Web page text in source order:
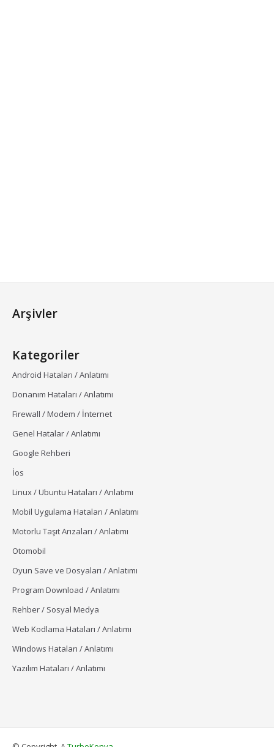
Arşivler
Kategoriler
Android Hataları / Anlatımı
Donanım Hataları / Anlatımı
Firewall / Modem / İnternet
Genel Hatalar / Anlatımı
Google Rehberi
İos
Linux / Ubuntu Hataları / Anlatımı
Mobil Uygulama Hataları / Anlatımı
Motorlu Taşıt Arızaları / Anlatımı
Otomobil
Oyun Save ve Dosyaları / Anlatımı
Program Download / Anlatımı
Rehber / Sosyal Medya
Web Kodlama Hataları / Anlatımı
Windows Hataları / Anlatımı
Yazılım Hataları / Anlatımı